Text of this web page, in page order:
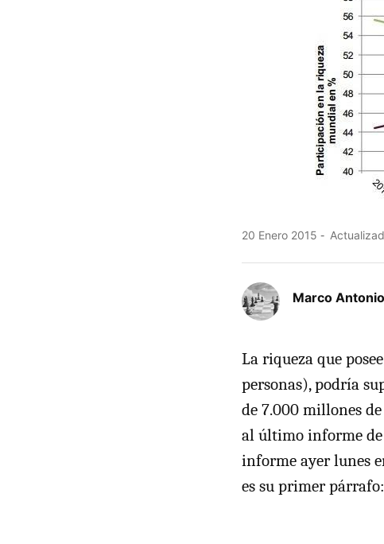
20 Enero 2015
Marco
La riqueza que
personas), podría
de 7.000 millones
al último informe
informe ayer lunes
es su primer párrafo: